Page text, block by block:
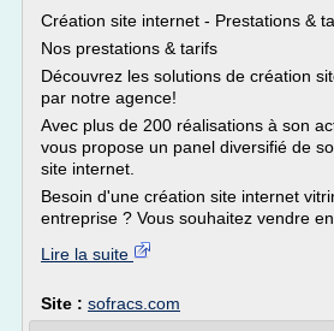
Création site internet - Prestations &
Nos prestations & tarifs
Découvrez les solutions de création
par notre agence!
Avec plus de 200 réalisations à son
vous propose un panel diversifié de
site internet.
Besoin d'une création site internet
entreprise ? Vous souhaitez vendre en
Lire la suite
Site : sofracs.com